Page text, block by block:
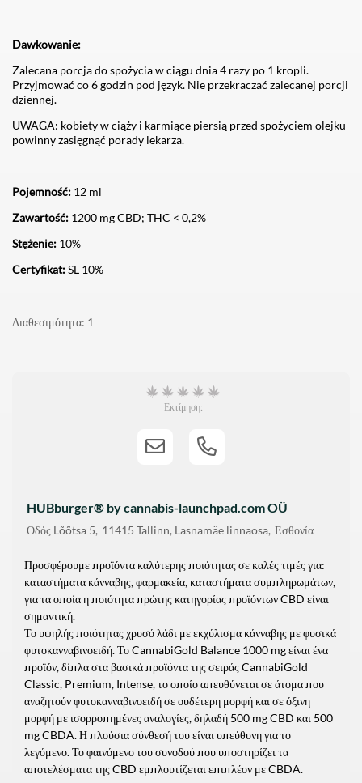
Dawkowanie:
Zalecana porcja do spożycia w ciągu dnia 4 razy po 1 kropli.
Przyjmować co 6 godzin pod język. Nie przekraczać zalecanej porcji
dziennej.
UWAGA: kobiety w ciąży i karmiące piersią przed spożyciem olejku
powinny zasięgnąć porady lekarza.
Pojemność: 12 ml
Zawartość: 1200 mg CBD; THC < 0,2%
Stężenie: 10%
Certyfikat:SL 10%
Διαθεσιμότητα 1
Εκτίμηση:
HUBburger® by cannabis-launchpad.com OÜ
Οδός Lõõtsa 5 11415 Tallinn, Lasnamäe linnaosa Εσθονία
Προσφέρουμε προϊόντα καλύτερης ποιότητας σε καλές τιμές για:
καταστήματα κάνναβης, φαρμακεία, καταστήματα συμπληρωμάτων,
για τα οποία η ποιότητα πρώτης κατηγορίας προϊόντων CBD είναι
σημαντική.
Το υψηλής ποιότητας χρυσό λάδι με εκχύλισμα κάνναβης με φυσικά
φυτοκανναβινοειδή. Το CannabiGold Balance 1000 mg είναι ένα
προϊόν, δίπλα στα βασικά προϊόντα της σειράς CannabiGold
Classic, Premium, Intense, το οποίο απευθύνεται σε άτομα που
αναζητούν φυτοκανναβινοειδή σε ουδέτερη μορφή και σε όξινη
μορφή με ισορροπημένες αναλογίες, δηλαδή 500 mg CBD και 500
mg CBDA. Η πλούσια σύνθεσή του είναι υπεύθυνη για το
λεγόμενο. Το φαινόμενο του συνοδού που υποστηρίζει τα
αποτελέσματα της CBD εμπλουτίζεται επιπλέον με CBDA.